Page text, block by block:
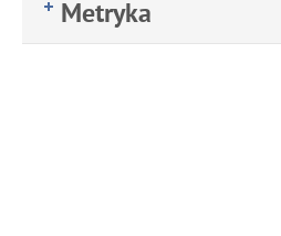
Metryka